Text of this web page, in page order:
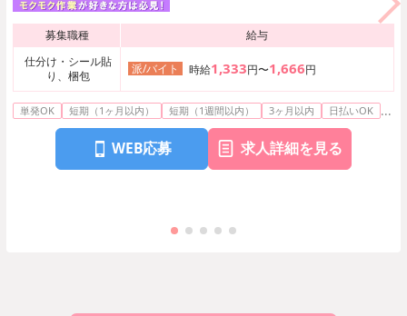
募集職種
給与
仕分け・シール貼
り、梱包
派/バイト 時給1,333円〜1,666円
単発OK 短期（1ヶ月以内） 短期（1週間以内） 3ヶ月以内 日払いOK ...
WEB応募 求人詳細を見る